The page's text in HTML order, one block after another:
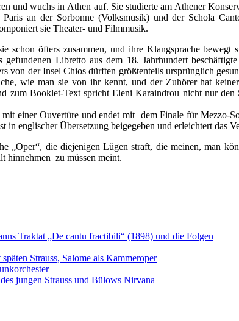
und wuchs in Athen auf. Sie studierte am Athener
an der Sorbonne (Volksmusik) und der Schola
sie Theater- und Filmmusik.
schon öfters zusammen, und ihre Klangsprache
Libretto aus dem 18. Jahrhundert
von der Insel Chios dürften größtenteils ursprünglich
wie man sie von ihr kennt, und der Zuhörer hat
zum Booklet-Text spricht Eleni Karaindrou nicht nur
mit einer Ouvertüre und endet mit dem Finale für
in englischer Übersetzung beigegeben und erleichtert das
„Oper“, die diejenigen Lügen straft, die meinen, man
hinnehmen zu müssen meint.
Traktat „De cantu fractibili“ (1898) und die Folgen
Strauss, Salome als Kammeroper
jungen Strauss und Bülows Nirvana